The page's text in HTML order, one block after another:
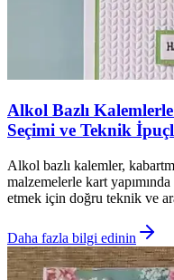
Alkol Bazlı
Seçimi ve Teknik
Alkol bazlı kalemler,
malzemelerle kart
etmek için doğru teknik ve
Daha fazla bilgi edinin